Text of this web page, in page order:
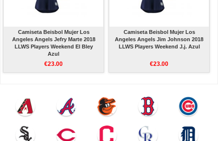
Camiseta Beisbol Mujer Los
Angeles Angels Jefry Marte 2018
LLWS Players Weekend El Bley
Azul
€23.00
Camiseta Beisbol Mujer Los
Angeles Angels Jim Johnson 2018
LLWS Players Weekend J.j. Azul
€23.00